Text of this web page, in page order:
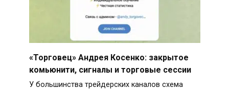
«Торговец» Андрея Косенко: закрытое
комьюнити, сигналы и торговые сессии
У большинства трейдерских каналов схема